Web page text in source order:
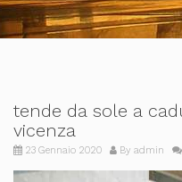
tende da sole a
vicenza
23 Gennaio 2020 By admin